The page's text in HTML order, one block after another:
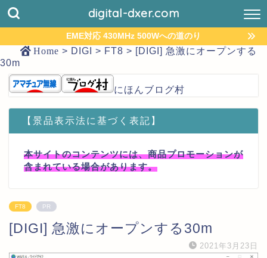
digital-dxer.com
EME対応 430MHz 500Wへの道のり
Home > DIGI > FT8 > [DIGI] 急激にオープンする
30m
にほんブログ村
【景品表示法に基づく表記】
本サイトのコンテンツには、商品プロモーションが
含まれている場合があります。
FT8 PR
[DIGI] 急激にオープンする30m
2021年3月23日